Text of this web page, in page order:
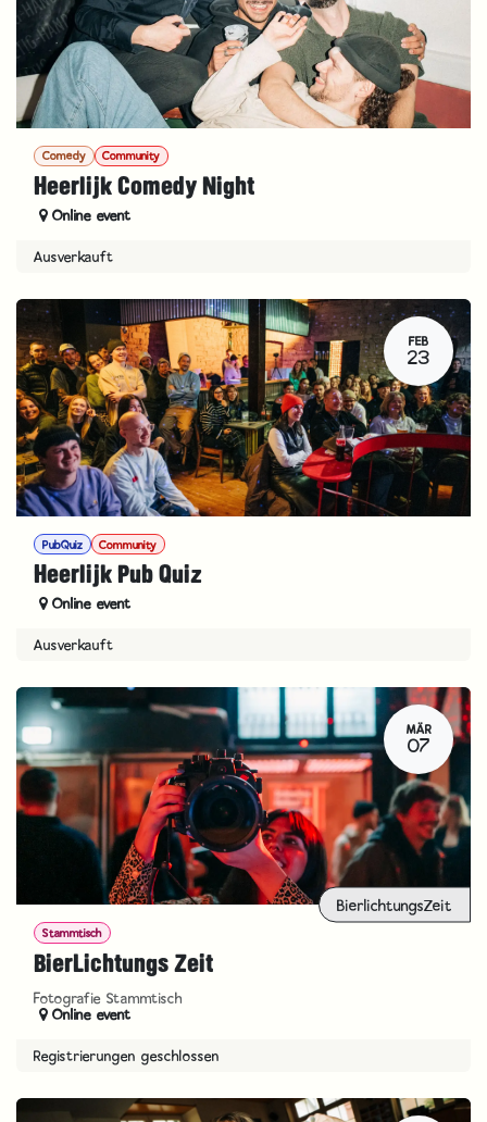
Comedy Community
Heerlijk Comedy Night
Online event
Ausverkauft
FEB
23
PubQuiz Community
Heerlijk Pub Quiz
Online event
Ausverkauft
MÄR
07
Stammtisch
BierLichtungs Zeit
Fotografie Stammtisch
BierlichtungsZeit
Online event
Registrierungen geschlossen